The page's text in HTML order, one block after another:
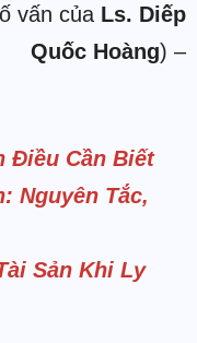
vấn của Ls. Diếp
Quốc Hoàng) –
Điều Cần Biết
Nguyên Tắc,
Sản Khi Ly